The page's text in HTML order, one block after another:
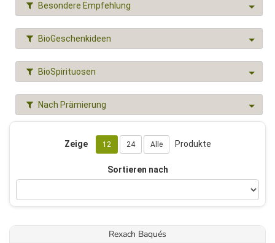
Besondere Empfehlung
BioGeschenkideen
BioSpirituosen
Nach Prämierung
Zeige 12 24 Alle Produkte
Sortieren nach
Rexach Baqués